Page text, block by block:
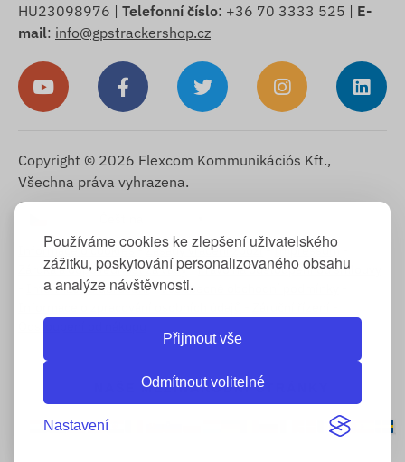
Používáme cookies ke zlepšení uživatelského
zážitku, poskytování personalizovaného obsahu
a analýze návštěvnosti.
Přijmout vše
Odmítnout volitelné
Nastavení
HU23098976 | Telefonní číslo: +36 70 3333 525 | E-
mail: info@gpstrackershop.cz
Copyright © 2026 Flexcom Kommunikációs Kft.,
Všechna práva vyhrazena.
Informace o cookies-Zásady vrácení zboží- Impressum
Záruka a odpovědnost za vady-Právo na odstoupení od smlouvy
Informace o doručení-Všeobecné obchodní podmínky
NAŠE MEZINÁRODNÍ STRÁNKY